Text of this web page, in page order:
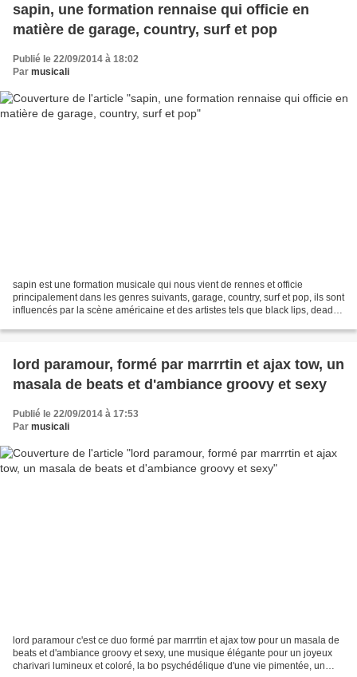
sapin, une formation rennaise qui officie en
matière de garage, country, surf et pop
Publié le 22/09/2014 à 18:02
Par musicali
sapin est une formation musicale qui nous vient de rennes et officie
principalement dans les genres suivants, garage, country, surf et pop, ils sont
influencés par la scène américaine et des artistes tels que black lips, dead
lord paramour, formé par marrrtin et ajax tow, un
masala de beats et d'ambiance groovy et sexy
Publié le 22/09/2014 à 17:53
Par musicali
lord paramour c'est ce duo formé par marrrtin et ajax tow pour un masala de
beats et d'ambiance groovy et sexy, une musique élégante pour un joyeux
charivari lumineux et coloré, la bo psychédélique d'une vie pimentée, un